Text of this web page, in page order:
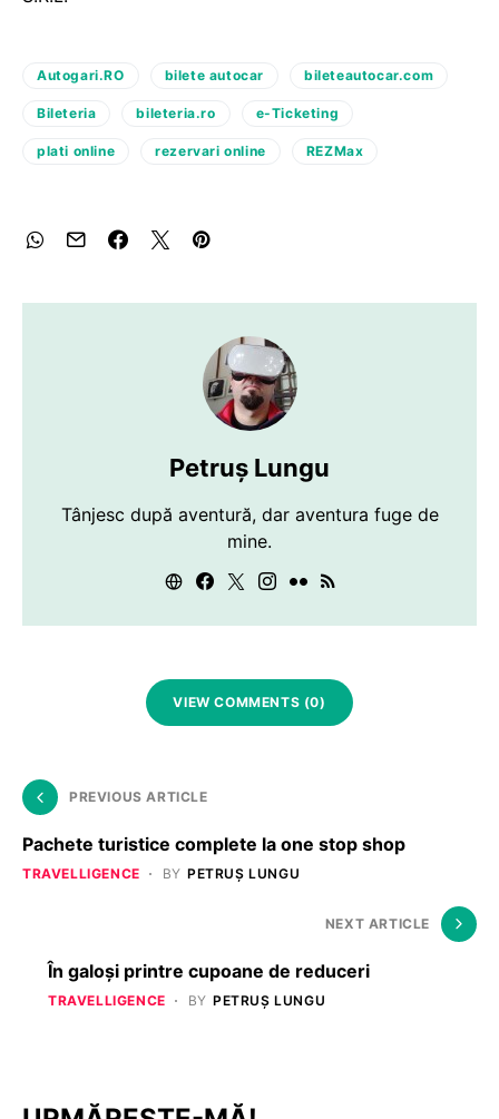
Autogari.RO bilete autocar bileteautocar.com
Bileteria bileteria.ro e-Ticketing
plati online rezervari online REZMax
Petruș Lungu
Tânjesc după aventură, dar aventura fuge de
mine.
VIEW COMMENTS (0)
PREVIOUS ARTICLE
Pachete turistice complete la one stop shop
TRAVELLIGENCE BY PETRUȘ LUNGU
NEXT ARTICLE
În galoşi printre cupoane de reduceri
TRAVELLIGENCE BY PETRUȘ LUNGU